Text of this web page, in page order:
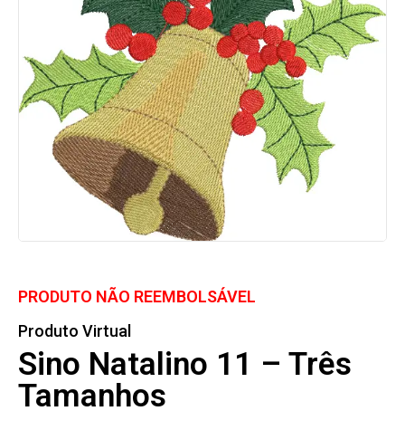
PRODUTO NÃO REEMBOLSÁVEL
Produto Virtual
Sino Natalino 11 – Três
Tamanhos